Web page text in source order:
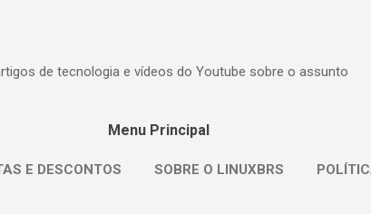
de tecnologia e vídeos do Youtube sobre o assunto
Menu Principal
E DESCONTOS SOBRE O LINUXBRS